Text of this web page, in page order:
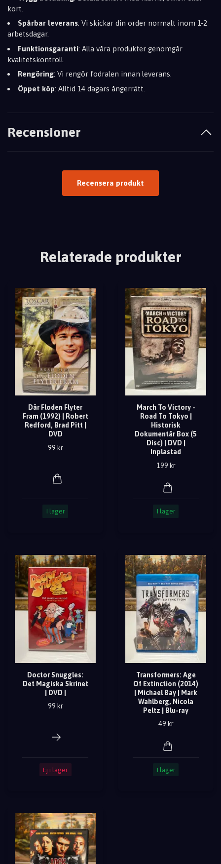
kort.
Spårbar leverans: Vi skickar din order normalt inom 1-2
arbetsdagar.
Funktionsgaranti: Alla våra produkter genomgår
kvalitetskontroll.
Rengöring: Vi rengör fodralen innan leverans.
Öppet köp: Alltid 14 dagars ångerrätt.
Recensioner
Recensera produkt
Relaterade produkter
Där Floden Flyter
Fram (1992) | Robert
Redford, Brad Pitt |
DVD
99 kr
I lager
March To Victory -
Road To Tokyo |
Historisk
Dokumentär Box (5
Disc) | DVD |
Inplastad
199 kr
I lager
Doctor Snuggles:
Det Magiska Skrinet
| DVD |
99 kr
Ej i lager
Transformers: Age
Of Extinction (2014)
| Michael Bay | Mark
Wahlberg, Nicola
Peltz | Blu-ray
49 kr
I lager